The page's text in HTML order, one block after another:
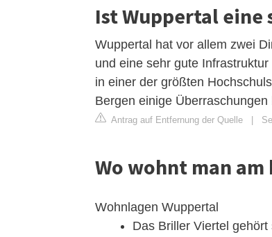
Ist Wuppertal eine
Wuppertal hat vor allem zwei
und eine sehr gute
in einer der größten
Bergen einige Überraschungen
Antrag auf Entfernung der Quelle
Wo wohnt man
Wohnlagen Wuppertal
Das Briller Viertel